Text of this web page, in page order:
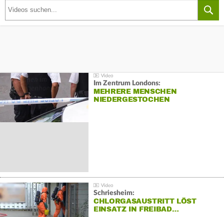
Im Zentrum Londons:
MEHRERE MENSCHEN
NIEDERGESTOCHEN
Schriesheim:
CHLORGASAUSTRITT LÖST
EINSATZ IN FREIBAD…